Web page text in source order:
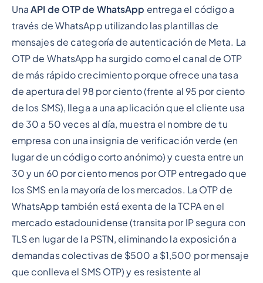
UnaAPI de OTP de WhatsApp entrega el código a
través de WhatsApp utilizando las plantillas de
mensajes de categoría de autenticación de Meta. La
OTP de WhatsApp ha surgido como el canal de OTP
de más rápido crecimiento porque ofrece una tasa
de apertura del 98 por ciento (frente al 95 por ciento
de los SMS), llega a una aplicación que el cliente usa
de 30 a 50 veces al día, muestra el nombre de tu
empresa con una insignia de verificación verde (en
lugar de un código corto anónimo) y cuesta entre un
30 y un 60 por ciento menos por OTP entregado que
los SMS en la mayoría de los mercados. La OTP de
WhatsApp también está exenta de la TCPA en el
mercado estadounidense (transita por IP segura con
TLS en lugar de la PSTN, eliminando la exposición a
demandas colectivas de $500 a $1,500 por mensaje
que conlleva el SMS OTP) y es resistente al